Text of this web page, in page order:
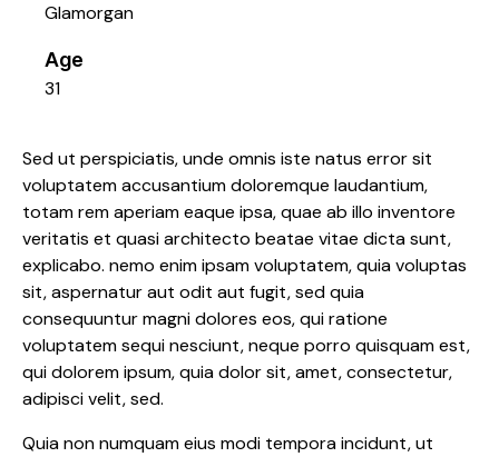
Glamorgan
Age
31
Sed ut perspiciatis, unde omnis iste natus error sit
voluptatem accusantium doloremque laudantium,
totam rem aperiam eaque ipsa, quae ab illo inventore
veritatis et quasi architecto beatae vitae dicta sunt,
explicabo. nemo enim ipsam voluptatem, quia voluptas
sit, aspernatur aut odit aut fugit, sed quia
consequuntur magni dolores eos, qui ratione
voluptatem sequi nesciunt, neque porro quisquam est,
qui dolorem ipsum, quia dolor sit, amet, consectetur,
adipisci velit, sed.
Quia non numquam eius modi tempora incidunt, ut